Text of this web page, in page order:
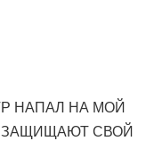
НАПАЛ НА МОЙ
ЗАЩИЩАЮТ СВОЙ